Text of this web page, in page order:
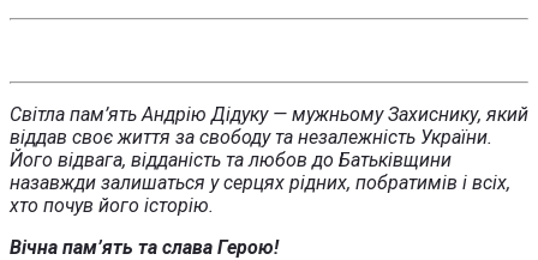
Світла пам’ять Андрію Дідуку — мужньому Захиснику, який
віддав своє життя за свободу та незалежність України.
Його відвага, відданість та любов до Батьківщини
назавжди залишаться у серцях рідних, побратимів і всіх,
хто почув його історію.
Вічна пам’ять та слава Герою!